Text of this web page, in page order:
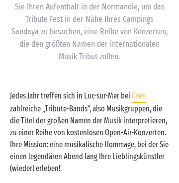
Sie Ihren Aufenthalt in der Normandie, um das
Tribute Fest in der Nähe Ihres Campings
Sandaya zu besuchen, eine Reihe von Konzerten,
die den größten Namen der internationalen
Musik Tribut zollen.
Jedes Jahr treffen sich in Luc-sur-Mer bei Caen
zahlreiche „Tribute-Bands“, also Musikgruppen, die
die Titel der großen Namen der Musik interpretieren,
zu einer Reihe von kostenlosen Open-Air-Konzerten.
Ihre Mission: eine musikalische Hommage, bei der Sie
einen legendären Abend lang Ihre Lieblingskünstler
(wieder) erleben!